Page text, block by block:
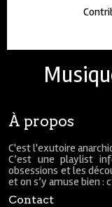
À propos
C'est l'exutoire
C’est une playlist
obsessions et les
et on s’y amuse bien :
Contact